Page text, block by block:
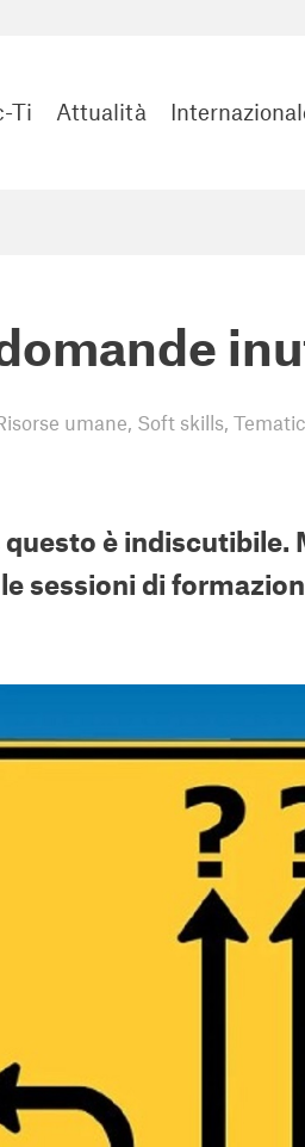
Ti Attualità
umane, Soft skills,
è
sessioni di